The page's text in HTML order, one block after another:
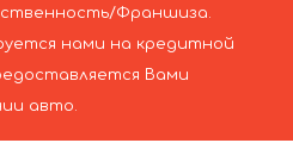
Франшиза.
нами на кредитной
Вами
авто.